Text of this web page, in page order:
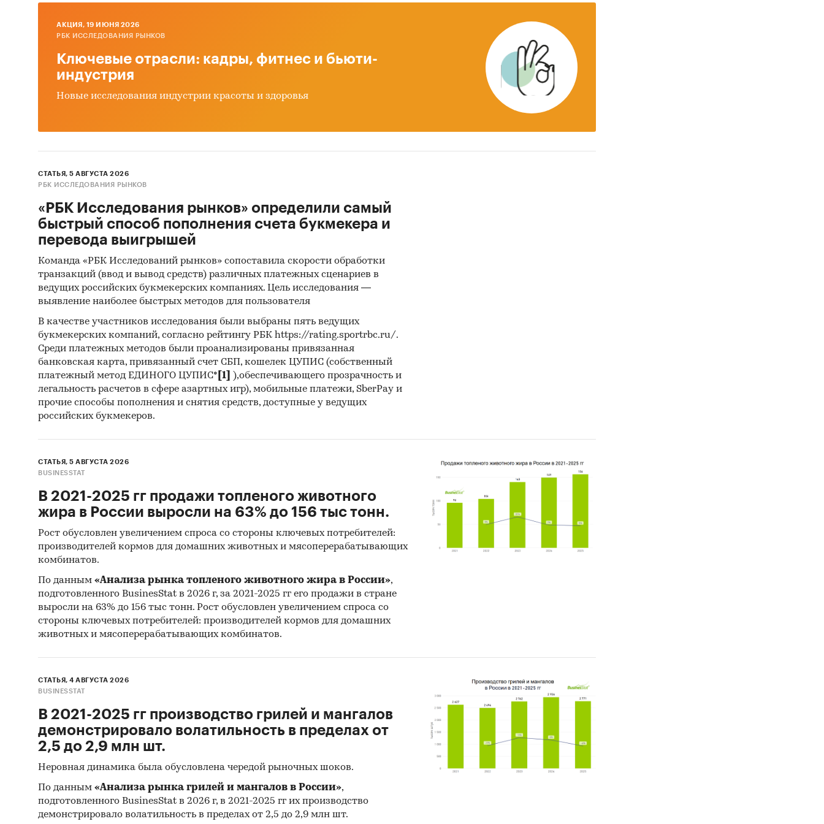
AКЦИЯ, 19 ИЮНЯ 2026
РБК ИССЛЕДОВАНИЯ РЫНКОВ
Ключевые отрасли: кадры, фитнес и бьюти-
индустрия
Новые исследования индустрии красоты и здоровья
СТАТЬЯ, 5 АВГУСТА 2026
РБК ИССЛЕДОВАНИЯ РЫНКОВ
«РБК Исследования рынков» определили самый
быстрый способ пополнения счета букмекера и
перевода выигрышей
Команда «РБК Исследований рынков» сопоставила скорости обработки
транзакций (ввод и вывод средств) различных платежных сценариев в
ведущих российских букмекерских компаниях. Цель исследования —
выявление наиболее быстрых методов для пользователя
В качестве участников исследования были выбраны пять ведущих
букмекерских компаний, согласно рейтингу РБК https://rating.sportrbc.ru/.
Среди платежных методов были проанализированы привязанная
банковская карта, привязанный счет СБП, кошелек ЦУПИС (собственный
платежный метод ЕДИНОГО ЦУПИС* [1]
),обеспечивающего прозрачность и
легальность расчетов в сфере азартных игр), мобильные платежи, SberPay и
прочие способы пополнения и снятия средств, доступные у ведущих
российских букмекеров.
СТАТЬЯ, 5 АВГУСТА 2026
BUSINESSTAT
В 2021-2025 гг продажи топленого животного
жира в России выросли на 63% до 156 тыс тонн.
Рост обусловлен увеличением спроса со стороны ключевых потребителей:
производителей кормов для домашних животных и мясоперерабатывающих
комбинатов.
По данным «Анализа рынка топленого животного жира в России»,
подготовленного BusinesStat в 2026 г, за 2021-2025 гг его продажи в стране
выросли на 63% до 156 тыс тонн. Рост обусловлен увеличением спроса со
стороны ключевых потребителей: производителей кормов для домашних
животных и мясоперерабатывающих комбинатов.
СТАТЬЯ, 4 АВГУСТА 2026
BUSINESSTAT
В 2021-2025 гг производство грилей и мангалов
демонстрировало волатильность в пределах от
2,5 до 2,9 млн шт.
Неровная динамика была обусловлена чередой рыночных шоков.
По данным «Анализа рынка грилей и мангалов в России»,
подготовленного BusinesStat в 2026 г, в 2021-2025 гг их производство
демонстрировало волатильность в пределах от 2,5 до 2,9 млн шт.